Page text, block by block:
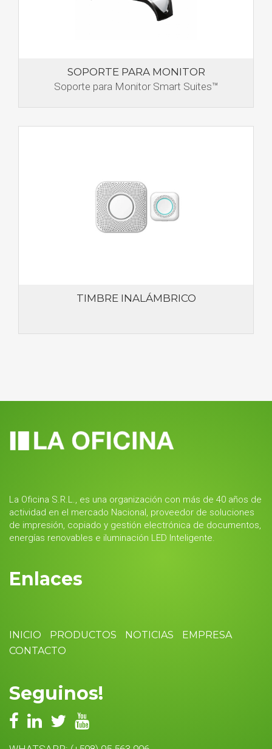
SOPORTE PARA MONITOR
Soporte para Monitor Smart Suites™
TIMBRE INALÁMBRICO
La Oficina S.R.L., es una organización con más de 40 años de
actividad en el mercado Nacional, proveedor de soluciones
de impresión, copiado y gestión electrónica de documentos,
energías renovables e iluminación LED Inteligente.
Enlaces
INICIO PRODUCTOS NOTICIAS
EMPRESA
CONTACTO
Seguinos!